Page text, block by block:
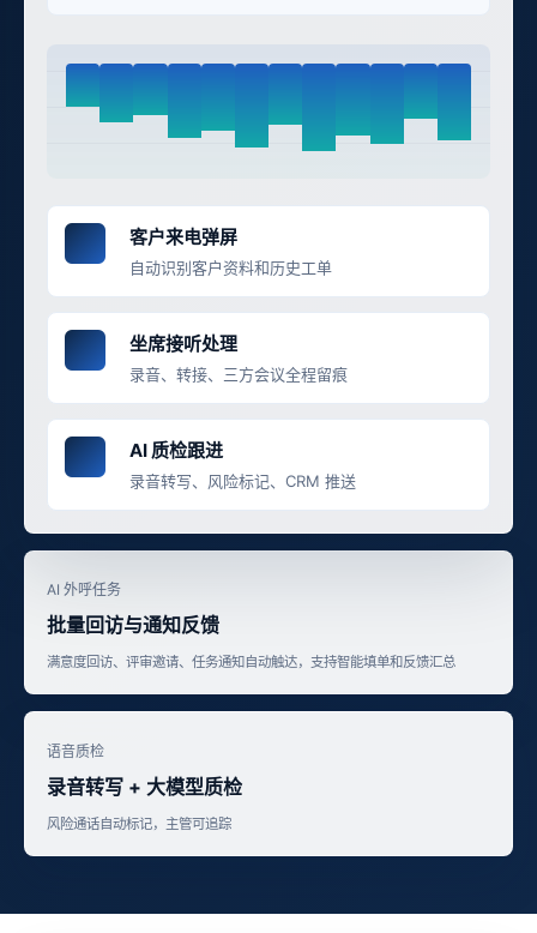
客户来电弹屏
自动识别客户资料和历史工单
坐席接听处理
录音、转接、三方会议全程留痕
AI 质检跟进
录音转写、风险标记、CRM 推送
AI 外呼任务
批量回访与通知反馈
满意度回访、评审邀请、任务通知自动触达，支持智能填单和反馈汇总
语音质检
录音转写 + 大模型质检
风险通话自动标记，主管可追踪